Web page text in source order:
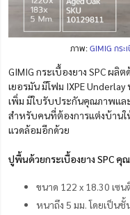
ภาพ:GIMIG กระ
GIMIG กระเบื้องยาง SPC ผ
เยอรมัน มีโฟม IXPE
เพิ่ม มีใบรับประกันคุณภาพแล
สำหรับคนที่ต้องการแต่งบ้านใ
แวดล้อมอีกด้วย
ปูพื้นด้วยกระเบื้องยาง SPC คุ
ขนาด 122 x 18.30 เซน
หนาถึง 5 มม. โดยเป็น